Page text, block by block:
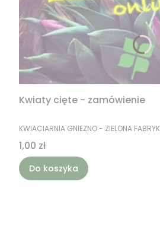
Kwiaty cięte - zamówienie
PRODUCENT
KWIACIARNIA GNIEZNO - ZIELONA
Cena
1,00 zł
Do koszyka